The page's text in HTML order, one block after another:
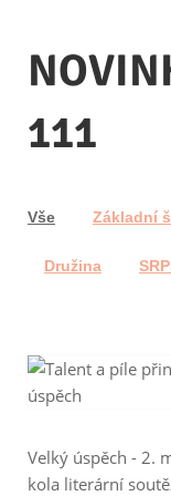
111
Vše Základní
Družina
Velký úspěch - 2.
kola literární